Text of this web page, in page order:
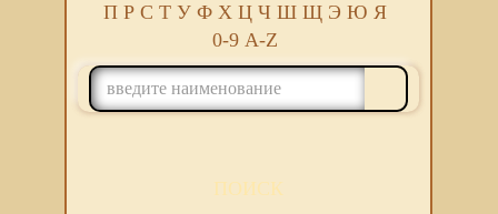
П Р С Т У Ф Х Ц Ч Ш Щ Э Ю Я
0-9 A-Z
ПОИСК